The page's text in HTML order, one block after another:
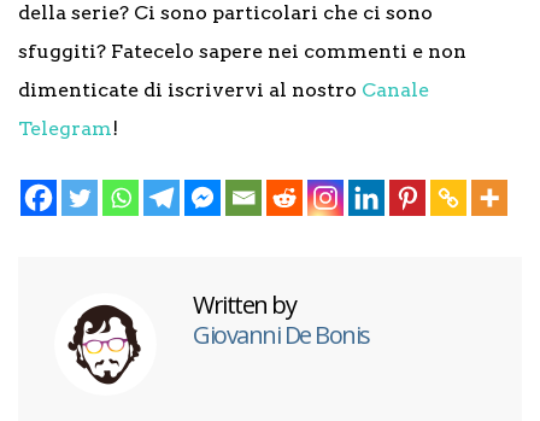
della serie? Ci sono particolari che ci sono
sfuggiti? Fatecelo sapere nei commenti e non
dimenticate di iscrivervi al nostro Canale
Telegram!
Written by
Giovanni De Bonis